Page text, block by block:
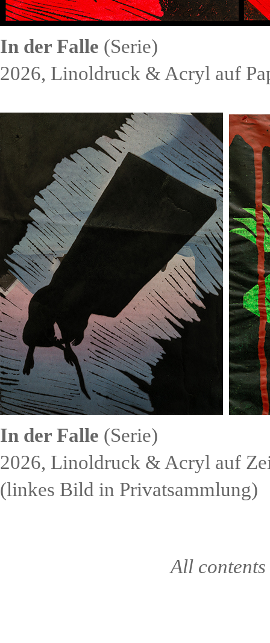
In der Falle (Serie)
2026, Linoldruck & Acryl auf
In der Falle (Serie)
2026, Linoldruck & Acryl auf
(linkes Bild in Privatsammlung)
All contents